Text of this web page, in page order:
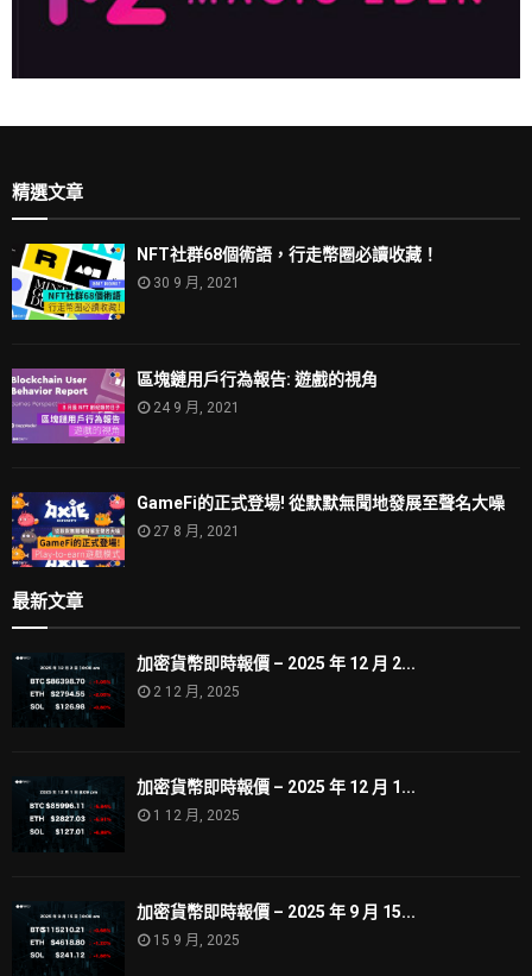
精選文章
NFT社群68個術語，行走幣圈必讀收藏！
30 9 月, 2021
區塊鏈用戶行為報告: 遊戲的視角
24 9 月, 2021
GameFi的正式登場! 從默默無聞地發展至聲名大噪
27 8 月, 2021
最新文章
加密貨幣即時報價 – 2025 年 12 月 2...
2 12 月, 2025
加密貨幣即時報價 – 2025 年 12 月 1...
1 12 月, 2025
加密貨幣即時報價 – 2025 年 9 月 15...
15 9 月, 2025